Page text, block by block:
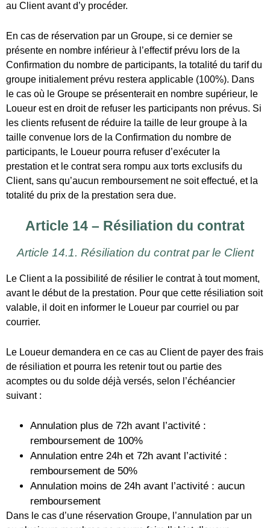
participants, le Loueur pourra refuser d’exécuter la
Client, sans qu’aucun remboursement ne soit effectué, et la
totalité du prix de la prestation sera due.
Article 14 – Résiliation du contrat
Article 14.1. Résiliation du contrat par le Client
Le Client a la possibilité de résilier le contrat à tout moment,
avant le début de la prestation. Pour que cette résiliation soit
valable, il doit en informer le Loueur par courriel ou par
courrier.
de résiliation et pourra les retenir tout ou partie des
suivant :
Annulation plus de 72h avant l’activité :
remboursement de 100%
Annulation entre 24h et 72h avant l’activité :
remboursement de 50%
remboursement
Dans le cas d’une réservation Groupe, l’annulation par un
ou plusieurs membres ne pourra faire l’objet d’aucun
remboursement une fois la Confirmation du nombre de
Lorsque l’annulation du Client résulte d’un cas de force
majeure, les frais de résiliation ne seront toutefois pas dus.
La date d’annulation est la date de réception par le Loueur
de la demande du Client.